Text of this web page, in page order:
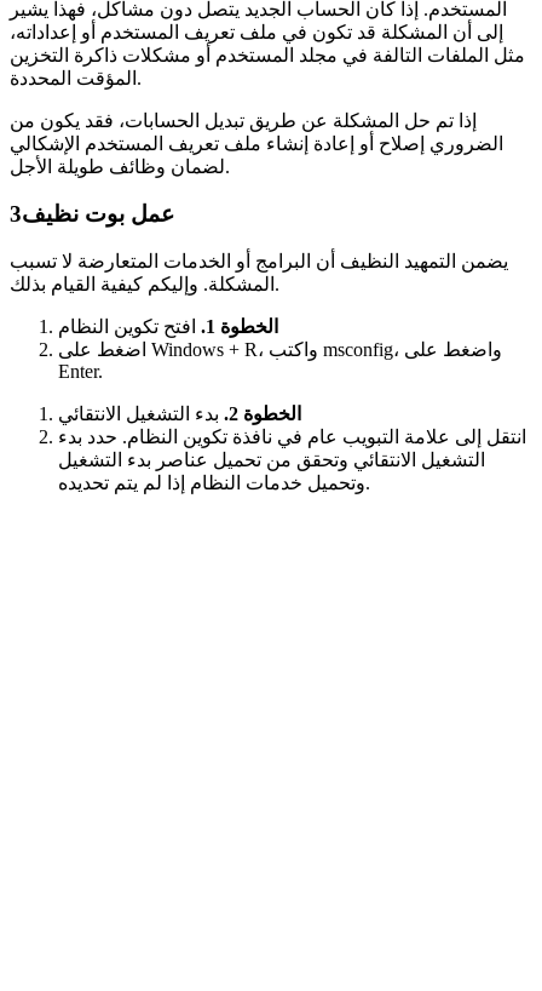
المستخدم. إذا كان الحساب الجديد يتصل دون مشاكل، فهذا يشير
إلى أن المشكلة قد تكون في ملف تعريف المستخدم أو إعداداته،
مثل الملفات التالفة في مجلد المستخدم أو مشكلات ذاكرة التخزين
المؤقت المحددة.
إذا تم حل المشكلة عن طريق تبديل الحسابات، فقد يكون من
الضروري إصلاح أو إعادة إنشاء ملف تعريف المستخدم الإشكالي
لضمان وظائف طويلة الأجل.
3عمل بوت نظيف
يضمن التمهيد النظيف أن البرامج أو الخدمات المتعارضة لا تسبب
المشكلة. وإليكم كيفية القيام بذلك.
الخطوة 1.
افتح تكوين النظام
اضغط على Windows + R، واكتب msconfig، واضغط على
Enter.
الخطوة 2.
بدء التشغيل الانتقائي
انتقل إلى علامة التبويب عام في نافذة تكوين النظام. حدد بدء
التشغيل الانتقائي وتحقق من تحميل عناصر بدء التشغيل
وتحميل خدمات النظام إذا لم يتم تحديده.